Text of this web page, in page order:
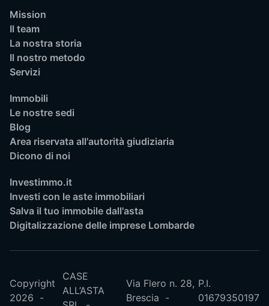
Mission
Il team
La nostra storia
Il nostro metodo
Servizi
Immobili
Le nostre sedi
Blog
Area riservata all'autorità giudiziaria
Dicono di noi
Investimmo.it
Investi con le aste immobiliari
Salva il tuo immobile dall'asta
Digitalizzazione delle imprese Lombarde
Copyright
2026
CASE
ALL’ASTA
Via Flero n. 28,
Brescia
P.I.
01679350197